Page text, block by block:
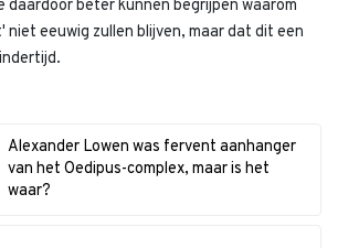
daardoor beter kunnen begrijpen waarom
niet eeuwig zullen blijven, maar dat dit een
Alexander Lowen was fervent aanhanger
van het Oedipus-complex, maar is het
waar?